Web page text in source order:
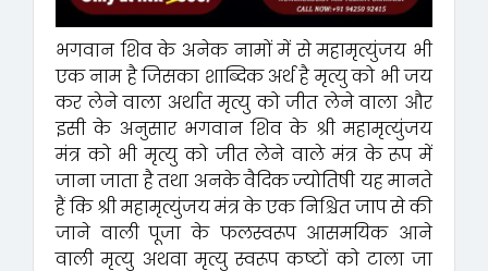
भगवान शिव के अनेक नामों में से महामृत्युंजय भी
एक नाम है जिसका शाब्दिक अर्थ है मृत्यु को भी जय
कर लेने वाला अर्थात मृत्यु को जीत लेने वाला और
इसी के अनुसार भगवान शिव के श्री महामृत्युंजय
मंत्र को भी मृत्यु को जीत लेने वाले मंत्र के रूप में
जाना जाता है तथा अनके वैदिक ज्योतिषी यह मानते
हैं कि श्री महामृत्युंजय मंत्र के एक निश्चित जाप से की
जाने वाली पूजा के फलस्वरूप आसमयिक आने
वाली मृत्यु अथवा मृत्यु स्वरूप कष्टों को टाला जा